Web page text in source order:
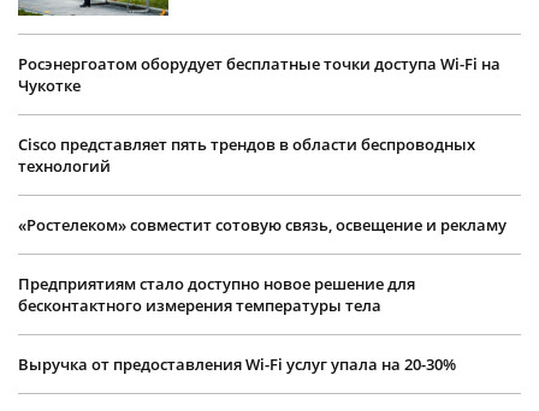
Росэнергоатом оборудует бесплатные точки доступа Wi-Fi на
Чукотке
Cisco представляет пять трендов в области беспроводных
технологий
«Ростелеком» совместит сотовую связь, освещение и рекламу
Предприятиям стало доступно новое решение для
бесконтактного измерения температуры тела
Выручка от предоставления Wi-Fi услуг упала на 20-30%